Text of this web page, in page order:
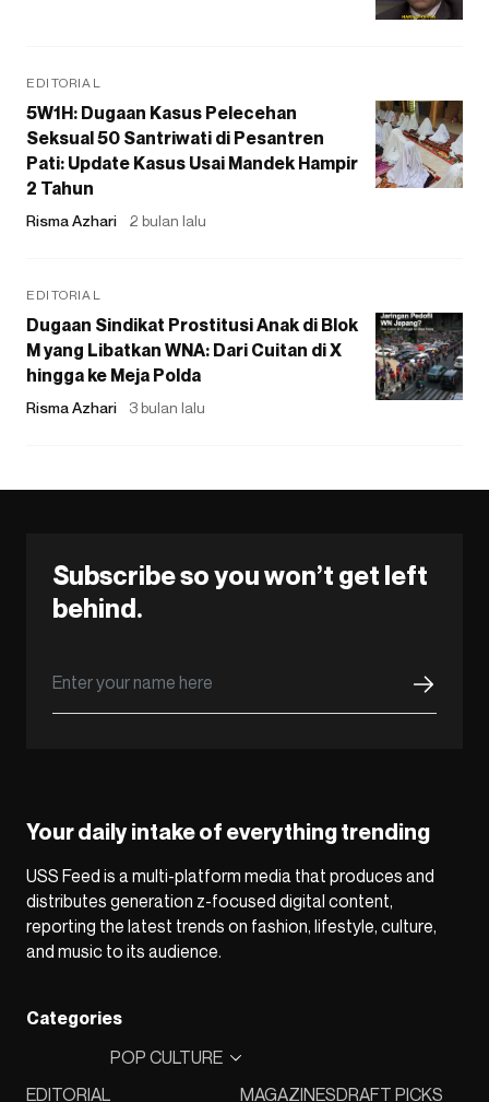
EDITORIAL
5W1H: Dugaan Kasus Pelecehan
Seksual 50 Santriwati di Pesantren
Pati: Update Kasus Usai Mandek Hampir
2 Tahun
Risma Azhari 2 bulan lalu
EDITORIAL
Dugaan Sindikat Prostitusi Anak di Blok
M yang Libatkan WNA: Dari Cuitan di X
hingga ke Meja Polda
Risma Azhari 3 bulan lalu
Subscribe so you won’t get left
behind.
Your daily intake of everything trending
USS Feed is a multi-platform media that produces and
distributes generation z-focused digital content,
reporting the latest trends on fashion, lifestyle, culture,
and music to its audience.
Categories
EDITORIAL
POP CULTURE
MAGAZINESDRAFT PICKS